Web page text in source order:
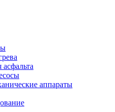
асфальта
аппараты